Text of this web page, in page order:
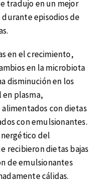
tradujo en un mejor
episodios de
en el crecimiento,
en la microbiota
disminución en los
en plasma,
con dietas
con emulsionantes.
del
recibieron dietas bajas
de emulsionantes
cálidas.